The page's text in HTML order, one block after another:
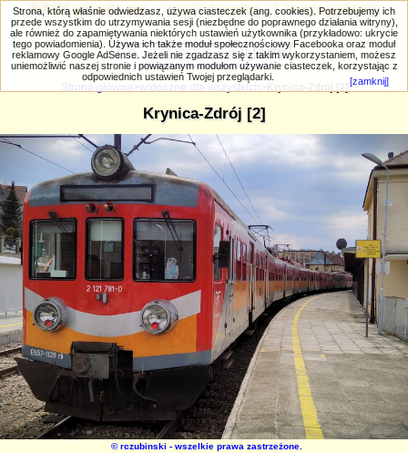
PRIV.gtlodz.eu - czyli trochę ;) inna galeria
Wyszukiwanie zaawansowane
Strona główna widoczne dla wszystkich >Krynica-Zdrój [2]
Krynica-Zdrój [2]
©rczubinski - wszelkie prawa zastrzeżone.
Strona, którą właśnie odwiedzasz, używa ciasteczek (ang. cookies). Potrzebujemy ich
przede wszystkim do utrzymywania sesji (niezbędne do poprawnego działania witryny),
ale również do zapamiętywania niektórych ustawień użytkownika (przykładowo: ukrycie
tego powiadomienia). Używa ich także moduł społecznościowy Facebooka oraz moduł
reklamowy Google AdSense. Jeżeli nie zgadzasz się z takim wykorzystaniem, możesz
uniemożliwić naszej stronie i powiązanym modułom używanie ciasteczek, korzystając z
odpowiednich ustawień Twojej przeglądarki.
[zamknij]